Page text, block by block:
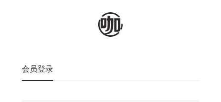
会员登录